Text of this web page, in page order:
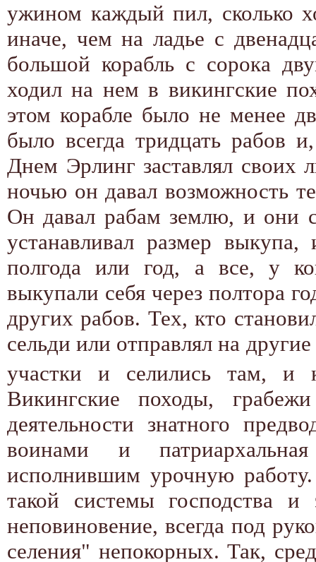
ужином каждый пил, сколько
иначе, чем на ладье с
большой корабль с сорока
ходил на нем в викингские
этом корабле было не менее
было всегда тридцать рабов
Днем Эрлинг заставлял своих
ночью он давал возможность
Он давал рабам землю, и они
устанавливал размер
полгода или год, а все, у
выкупали себя через полтора
других рабов. Тех, кто
сельди или отправлял на
участки и селились там, и
Викингские походы,
деятельности знатного
воинами и
исполнившим урочную
такой системы господства
неповиновение, всегда под
селения" непокорных. Так,